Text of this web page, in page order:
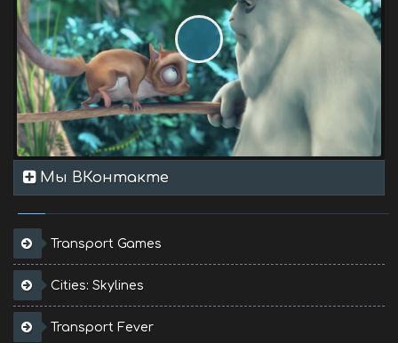
Мы ВКонтакте
Transport Games
Cities: Skylines
Transport Fever